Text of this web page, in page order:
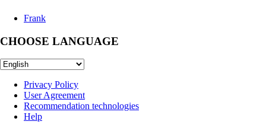
Frank
CHOOSE LANGUAGE
Privacy Policy
User Agreement
Recommendation technologies
Help